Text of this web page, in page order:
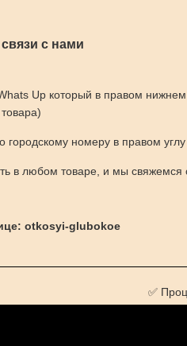
с нами
Up который в правом
городскому номеру в правом углу
в любом товаре, и мы свяжемся
otkosyi-glubokoe
✅